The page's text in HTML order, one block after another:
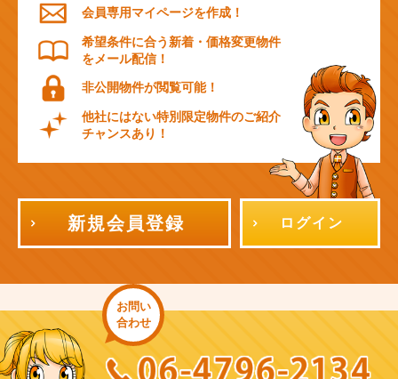
会員専用マイページを作成！
希望条件に合う新着・価格変更物件
をメール配信！
非公開物件が閲覧可能！
他社にはない特別限定物件のご紹介
チャンスあり！
新規会員登録 ログイン
お問い
合わせ